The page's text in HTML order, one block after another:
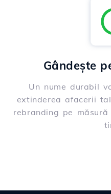
Gândește
Un nume durabil
extinderea afacerii
rebranding pe